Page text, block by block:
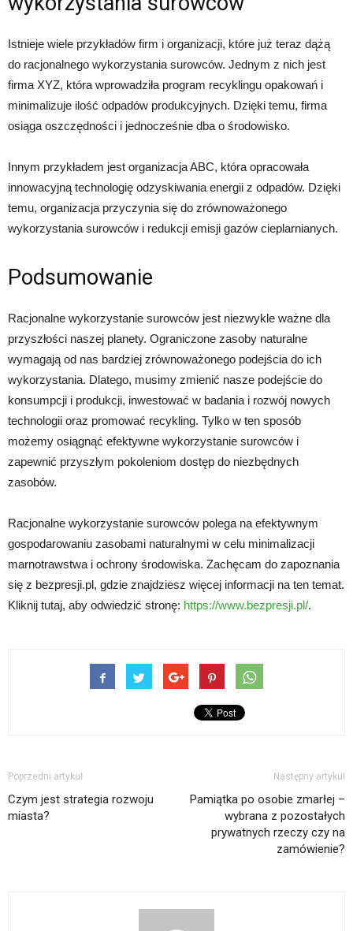
Istnieje wiele przykładów firm i organizacji, które już teraz dążą
do racjonalnego wykorzystania surowców. Jednym z nich jest
firma XYZ, która wprowadziła program recyklingu opakowań i
minimalizuje ilość odpadów produkcyjnych. Dzięki temu, firma
osiąga oszczędności i jednocześnie dba o środowisko.
Innym przykładem jest organizacja ABC, która opracowała
innowacyjną technologię odzyskiwania energii z odpadów. Dzięki
temu, organizacja przyczynia się do zrównoważonego
wykorzystania surowców i redukcji emisji gazów cieplarnianych.
Podsumowanie
Racjonalne wykorzystanie surowców jest niezwykle ważne dla
przyszłości naszej planety. Ograniczone zasoby naturalne
wymagają od nas bardziej zrównoważonego podejścia do ich
wykorzystania. Dlatego, musimy zmienić nasze podejście do
konsumpcji i produkcji, inwestować w badania i rozwój nowych
technologii oraz promować recykling. Tylko w ten sposób
możemy osiągnąć efektywne wykorzystanie surowców i
zapewnić przyszłym pokoleniom dostęp do niezbędnych
zasobów.
Racjonalne wykorzystanie surowców polega na efektywnym
gospodarowaniu zasobami naturalnymi w celu minimalizacji
marnotrawstwa i ochrony środowiska. Zachęcam do zapoznania
się z bezpresji.pl, gdzie znajdziesz więcej informacji na ten temat.
Kliknij tutaj, aby odwiedzić stronę: https://www.bezpresji.pl/.
Poprzedni artykuł
Czym jest strategia rozwoju
miasta?
Następny artykuł
Pamiątka po osobie zmarłej –
wybrana z pozostałych
prywatnych rzeczy czy na
zamówienie?